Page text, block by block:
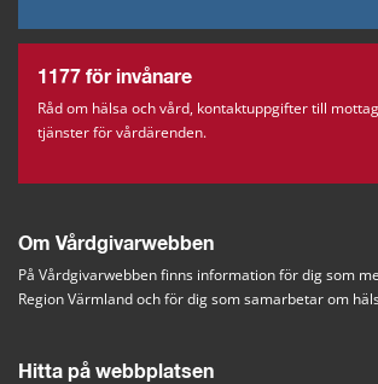
Mer information
Ersättning - Region Värmland
Kontakta vårdvalskontoret
E-post: vardval@regionvarmland.se
1177 för invånare
Råd om hälsa och vård, kontaktuppgifter till
tjänster för vårdärenden.
Om Vårdgivarwebben
På Vårdgivarwebben finns information för dig som
Region Värmland och för dig som samarbetar om
Hitta på webbplatsen